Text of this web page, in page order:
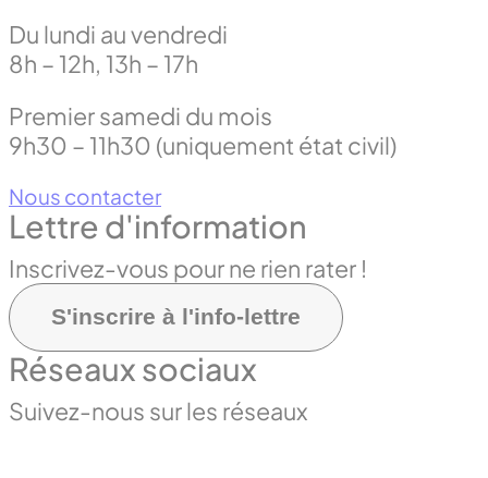
Du lundi au vendredi
8h – 12h, 13h – 17h
Premier samedi du mois
9h30 – 11h30 (uniquement état civil)
Nous contacter
Lettre d'information
Inscrivez-vous pour ne rien rater !
S'inscrire à l'info-lettre
Réseaux sociaux
Suivez-nous sur les réseaux